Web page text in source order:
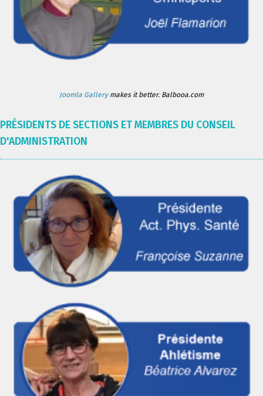
Joomla Gallerymakes it better. Balbooa.com
PRÉSIDENTS DE SECTIONS ET MEMBRES DU CONSEIL
D'ADMINISTRATION